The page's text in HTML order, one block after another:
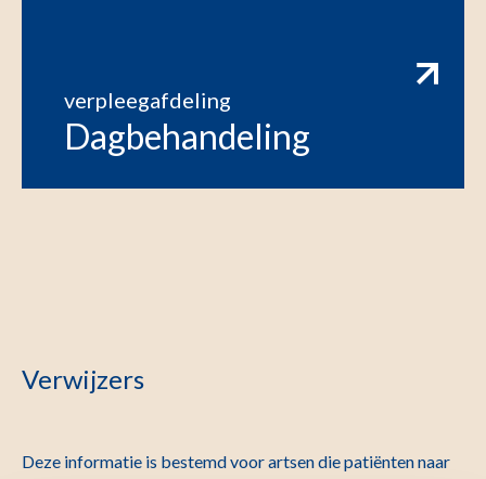
verpleegafdeling
Dagbehandeling
Verwijzers
Deze informatie is bestemd voor artsen die patiënten naar